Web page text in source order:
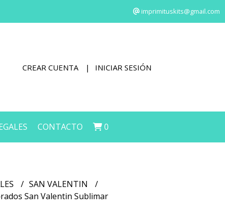
imprimituskits@gmail.com
CREAR CUENTA INICIAR SESIÓN
CONTACTO 0
SAN VALENTIN
San Valentin Sublimar